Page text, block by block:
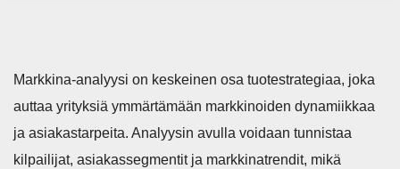
Markkina-analyysi on keskeinen osa tuotestrategiaa, joka
auttaa yrityksiä ymmärtämään markkinoiden dynamiikkaa
ja asiakastarpeita. Analyysin avulla voidaan tunnistaa
kilpailijat, asiakassegmentit ja markkinatrendit, mikä